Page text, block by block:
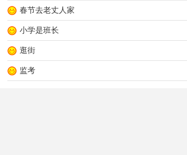
春节去老丈人家
小学是班长
逛街
监考